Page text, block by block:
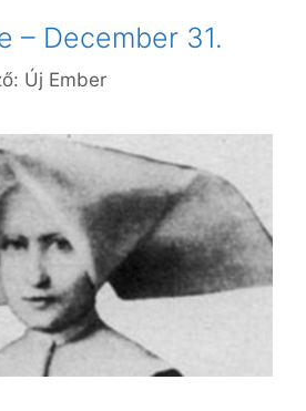
– December 31.
Új Ember